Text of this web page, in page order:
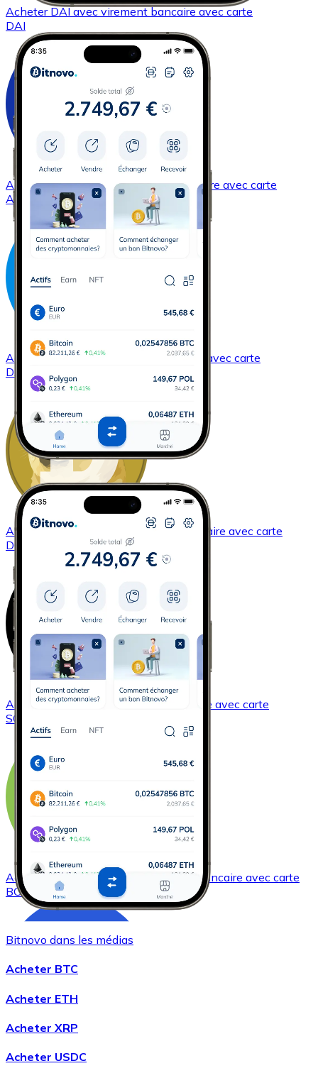
Acheter DAIavec virement bancaireavec carte
DAI
AcheterCardanoavec virement bancaire avec carte
ADA
AcheterDashavec virement bancaire
avec carte
DASH
AcheterDogecoin avec virement bancaire avec carte
DOGE
AcheterSolanaavec virement bancaire avec carte
SOL
AcheterBitcoin Cash avec virement bancaire avec carte
BCH
Acheter Chainlink
LINK
Bitnovo dans les médias
Acheter BTC
Acheter ETH
Acheter XRP
Acheter USDC